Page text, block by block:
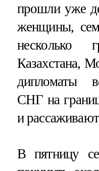
прошли уже
женщины,
несколько
Казахстана,
дипломаты
СНГ на
и
В пятницу